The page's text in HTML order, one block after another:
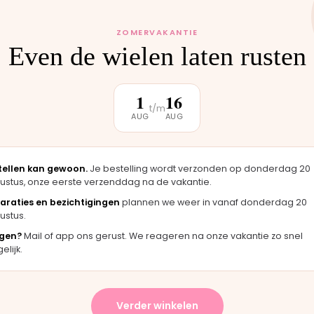
wij het
weer buiten.
er
★★★★★
onderdeel werd er direct opgezet. Klaar
Bas · Joolz duwstang
★★★★★
ZOMERVAKANTIE
Even de wielen laten rusten
1
AUG
t/m16
AUG
kan gewoon. Je bestelling wordt verzonden op donderdag 20
onze eerste verzenddag na de vakantie.
en bezichtigingen plannen we weer in vanaf donderdag 20
Mail of app ons gerust. We reageren na onze vakantie zo snel
Verder winkelen